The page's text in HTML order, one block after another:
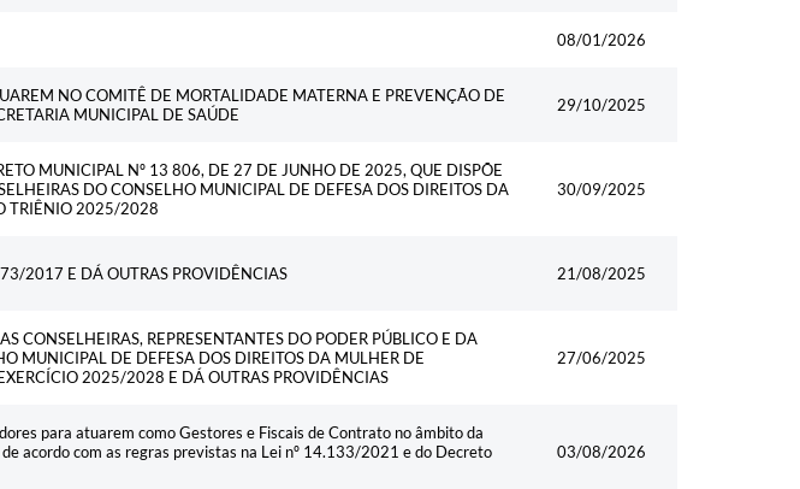
08/01/2026
NO COMITÊ DE MORTALIDADE MATERNA E PREVENÇÃO DE
MUNICIPAL DE SAÚDE
29/10/2025
MUNICIPAL Nº 13 806, DE 27 DE JUNHO DE 2025, QUE DISPÕE
DO CONSELHO MUNICIPAL DE DEFESA DOS DIREITOS DA
TRIÊNIO 2025/2028
30/09/2025
2017 E DÁ OUTRAS PROVIDÊNCIAS 21/08/2025
CONSELHEIRAS, REPRESENTANTES DO PODER PÚBLICO E DA
MUNICIPAL DE DEFESA DOS DIREITOS DA MULHER DE
2025/2028 E DÁ OUTRAS PROVIDÊNCIAS
27/06/2025
para atuarem como Gestores e Fiscais de Contrato no âmbito da
acordo com as regras previstas na Lei nº 14.133/2021 e do Decreto
03/08/2026